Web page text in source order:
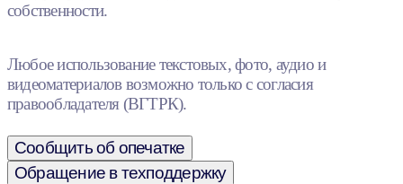
собственности.
Любое использование текстовых, фото, аудио и
видеоматериалов возможно только с согласия
правообладателя (ВГТРК).
Сообщить об опечатке
Обращение в техподдержку